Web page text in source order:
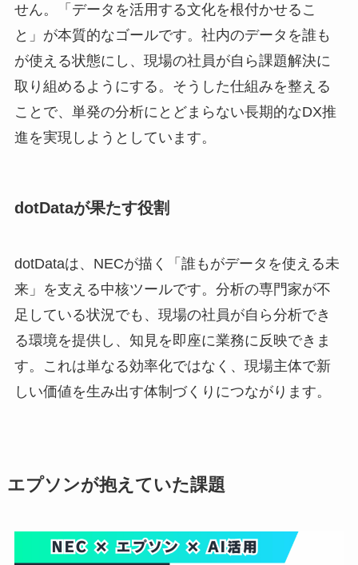
せん。「データを活用する文化を根付かせるこ
と」が本質的なゴールです。社内のデータを誰も
が使える状態にし、現場の社員が自ら課題解決に
取り組めるようにする。そうした仕組みを整える
ことで、単発の分析にとどまらない長期的なDX推
進を実現しようとしています。
dotDataが果たす役割
dotDataは、NECが描く「誰もがデータを使える未
来」を支える中核ツールです。分析の専門家が不
足している状況でも、現場の社員が自ら分析でき
る環境を提供し、知見を即座に業務に反映できま
す。これは単なる効率化ではなく、現場主体で新
しい価値を生み出す体制づくりにつながります。
エプソンが抱えていた課題